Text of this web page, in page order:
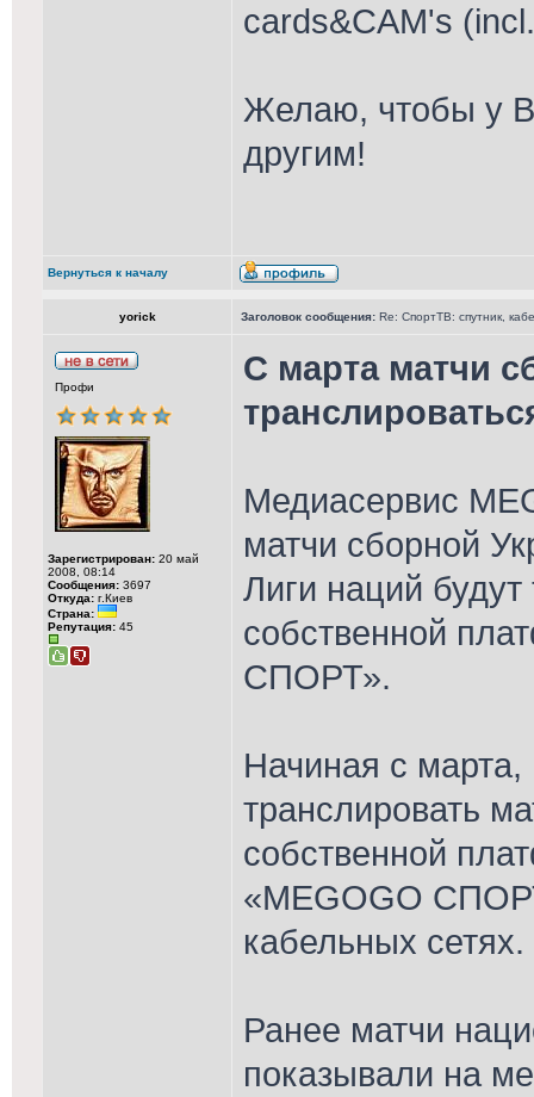
cards&CAM's
Желаю, чтобы у
другим!
Вернуться к началу
yorick Заголовок сообщения: Re: СпортТВ: спутник,
Профи
Зарегистрирован: 20 май
2008, 08:14
Сообщения: 3697
Откуда: г.Киев
Страна:
Репутация: 45
С марта матчи
Медиасервис
матчи сборной
Лиги наций
собственной
СПОРТ».
Начиная с
транслировать
собственной
«MEGOGO
кабельных сетях.
Ранее матчи
показывали на